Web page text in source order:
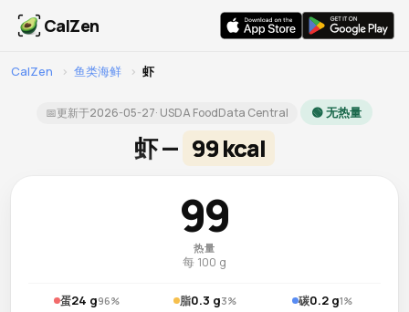
CalZen
CalZen › 鱼类海鲜 › 虾
📅更新于2026-05-27· USDA FoodData Central 🟢 无热量
虾 — 99 kcal
99
热量
每 100 g
蛋24 g96% 脂0.3 g3% 碳0.2 g1%